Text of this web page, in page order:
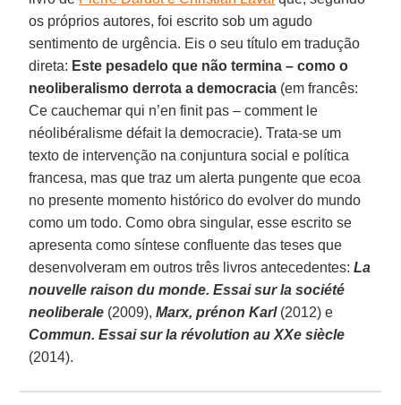
os próprios autores, foi escrito sob um agudo
sentimento de urgência. Eis o seu título em tradução
direta: Este pesadelo que não termina – como o
neoliberalismo derrota a democracia (em francês:
Ce cauchemar qui n’en finit pas – comment le
néolibéralisme défait la democracie). Trata-se um
texto de intervenção na conjuntura social e política
francesa, mas que traz um alerta pungente que ecoa
no presente momento histórico do evolver do mundo
como um todo. Como obra singular, esse escrito se
apresenta como síntese confluente das teses que
desenvolveram em outros três livros antecedentes:La
nouvelle raison du monde. Essai sur la société
neoliberale (2009), Marx, prénon Karl (2012) e
Commun. Essai sur la révolution au XXe siècle
(2014).